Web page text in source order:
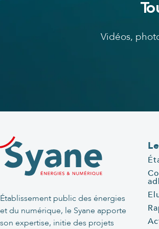
Vidéos,
Établissement public des énergies
et du numérique, le Syane apporte
son expertise, initie des projets